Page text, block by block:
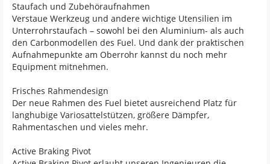
Staufach und Zubehöraufnahmen
Verstaue Werkzeug und andere wichtige Utensilien im
Unterrohrstaufach – sowohl bei den Aluminium- als auch
den Carbonmodellen des Fuel. Und dank der praktischen
Aufnahmepunkte am Oberrohr kannst du noch mehr
Equipment mitnehmen.
Frisches Rahmendesign
Der neue Rahmen des Fuel bietet ausreichend Platz für
langhubige Variosattelstützen, größere Dämpfer,
Rahmentaschen und vieles mehr.
Active Braking Pivot